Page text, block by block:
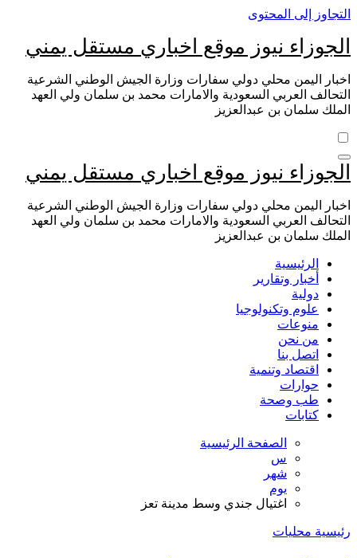
التجاوز إلى المحتوى
الجوزاء نيوز موقع اخباري مستقل يمني
اخبار اليمن محلي دولي سفارات وزارة الجيش الوطني الشرعية
التحالف العربي السعودية والامارات محمد بن سلمان ولي العهد
الملك سلمان بن عبدالعزيز
الجوزاء نيوز موقع اخباري مستقل يمني
اخبار اليمن محلي دولي سفارات وزارة الجيش الوطني الشرعية
التحالف العربي السعودية والامارات محمد بن سلمان ولي العهد
الملك سلمان بن عبدالعزيز
الرئيسية
أخبار وتقارير
دولية
علوم وتكنولوجيا
منوعات
من نحن
اتصل بنا
اقتصاد وتنمية
حوارات
طب وصحة
كتابات
الصفحة الرئيسية
س
شهر
يوم
اغتيال جندي وسط مدينة تعز
رئيسية محليات